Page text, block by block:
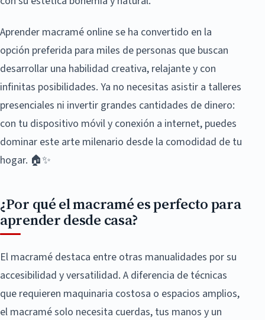
Aprender macramé online se ha convertido en la
opción preferida para miles de personas que buscan
desarrollar una habilidad creativa, relajante y con
infinitas posibilidades. Ya no necesitas asistir a talleres
presenciales ni invertir grandes cantidades de dinero:
con tu dispositivo móvil y conexión a internet, puedes
dominar este arte milenario desde la comodidad de tu
hogar. 🏠✨
¿Por qué el macramé es perfecto para
aprender desde casa?
El macramé destaca entre otras manualidades por su
accesibilidad y versatilidad. A diferencia de técnicas
que requieren maquinaria costosa o espacios amplios,
el macramé solo necesita cuerdas, tus manos y un